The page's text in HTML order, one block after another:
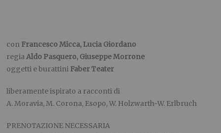
con Francesco Micca, Lucia Giordano
regiaAldo Pasquero, Giuseppe Morrone
oggetti e burattini Faber Teater
liberamente ispirato a racconti di
A. Moravia, M. Corona, Esopo, W. Holzwarth-W. Erlbruch
PRENOTAZIONE NECESSARIA